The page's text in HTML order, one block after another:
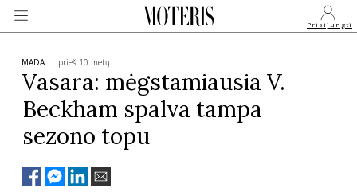
Prisijungti
VEIDAI
MADA prieš 10 metų
Vasara: mėgstamiausia V.
Beckham spalva tampa
sezono topu